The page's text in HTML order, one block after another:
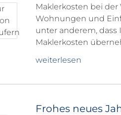
Maklerkosten bei
Wohnungen und
unter anderem,
Maklerkosten
weiterlesen
Frohes neues